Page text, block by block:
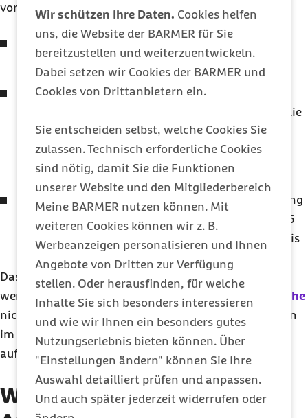
Wir schützen Ihre Daten. Cookies helfen
uns, die Website der BARMER für Sie
bereitzustellen und weiterzuentwickeln.
Dabei setzen wir Cookies der BARMER und
Cookies von Drittanbietern ein.
Sie entscheiden selbst, welche Cookies Sie
zulassen. Technisch erforderliche Cookies
sind nötig, damit Sie die Funktionen
unserer Website und den Mitgliederbereich
Meine BARMER nutzen können. Mit
weiteren Cookies können wir z. B.
Werbeanzeigen personalisieren und Ihnen
Angebote von Dritten zur Verfügung
stellen. Oder herausfinden, für welche
Inhalte Sie sich besonders interessieren
und wie wir Ihnen ein besonders gutes
Nutzungserlebnis bieten können. Über
"Einstellungen ändern" können Sie Ihre
Auswahl detailliert prüfen und anpassen.
Und auch später jederzeit widerrufen oder
vorübergehend reduziert oder eingestellt:
Während einer
Nehmen Sie dieVerhinderungspflege
Tage in Anspruch, erhalten Sie währenddessen die
Hälfte des Pflegegeldes. Wenn Sie die
Verhinderungspflege stundenweise nutzen,
erhalten Sie das Pflegegeld in voller Höhe.
Bei einer vollstationären Krankenhausbehandlung
oder Reha-Maßnahme wird das Pflegegeld für 56
Tage weitergezahlt. Danach ruht der Anspruch bis
zur Rückkehr nach Hause.
Das Pflegegeld kann auch gekürzt oder eingestellt
werden, wenn Sie die regelmäßigen
Beratungsbesuche
nicht nachweisen. Wenn Sie sich länger als 8
Wochen
im Ausland außerhalb der EU/EWR oder der Schweiz
aufhalten, ruht Ihr Anspruch auf Pflegegeld.
Wie können Sie Pflegegeld in